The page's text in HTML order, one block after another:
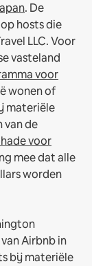
. De
hosts die
LLC.Voor
vasteland
voor
wonen of
materiële
van de
voor
mee dat alle
worden
Airbnb in
bij materiële